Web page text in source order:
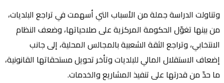
وتناولت الدراسة جملة من الأسباب التي أسهمت في تراجع البلديات،
من بينها تغوّل الحكومة المركزية على صلاحياتها، وضعف النظام
الانتخابي، وتراجع الثقة الشعبية بالمجالس المحلية، إلى جانب
إضعاف الاستقلال المالي للبلديات وتأخر تحويل مستحقاتها القانونية،
ما حدّ من قدرتها على تنفيذ المشاريع والخدمات.